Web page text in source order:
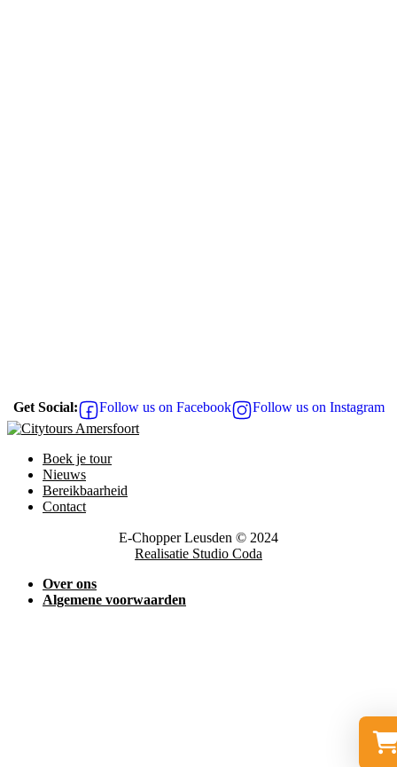
Get Social: Follow us on Facebook Follow us on Instagram
Boek je tour
Nieuws
Bereikbaarheid
Contact
E-Chopper Leusden © 2024
Realisatie Studio Coda
Over ons
Algemene voorwaarden